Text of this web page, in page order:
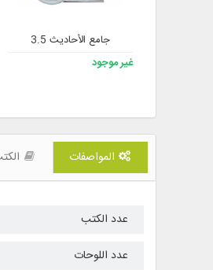
جامع الأحاديث 3.5
غير موجود
المواصفات
عدد الكتب
عدد اللوحات